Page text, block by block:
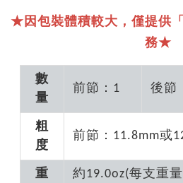
★因包裝體積較大，僅提供
務★
數
量
前節：1 後節
粗
度
前節：11.8mm或
重
約19.0oz(每支重